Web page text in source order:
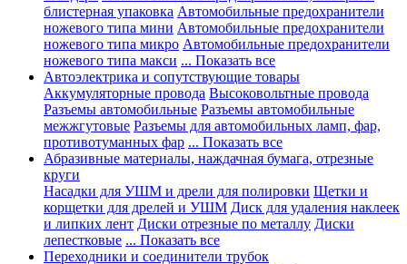
блистерная упаковка Автомобильные предохранители
ножевого типа мини Автомобильные предохранители
ножевого типа микро Автомобильные предохранители
ножевого типа макси ... Показать все
Автоэлектрика и сопутствующие товары
Аккумуляторные провода Высоковольтные провода
Разъемы автомобильные Разъемы автомобильные
межжгутовые Разъемы для автомобильных ламп, фар,
противотуманных фар ... Показать все
Абразивные материалы, наждачная бумага, отрезные
круги
Насадки для УШМ и дрели для полировки Щетки и
корщетки для дрелей и УШМ Диск для удаления наклеек
и липких лент Диски отрезные по металлу Диски
лепестковые ... Показать все
Переходники и соединители трубок